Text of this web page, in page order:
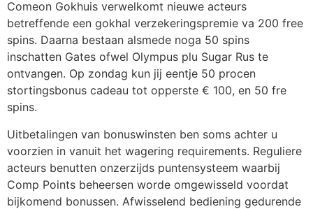
Comeon Gokhuis verwelkomt nieuwe acteurs
betreffende een gokhal verzekeringspremie va 200 free
spins. Daarna bestaan alsmede noga 50 spins
inschatten Gates ofwel Olympus plu Sugar Rus te
ontvangen. Op zondag kun jij eentje 50 procen
stortingsbonus cadeau tot opperste € 100, en 50 fre
spins.
Uitbetalingen van bonuswinsten ben soms achter u
voorzien in vanuit het wagering requirements. Reguliere
acteurs benutten onzerzijds puntensysteem waarbij
Comp Points beheersen worde omgewisseld voordat
bijkomend bonussen. Afwisselend bediening gedurende